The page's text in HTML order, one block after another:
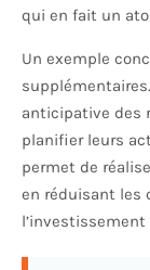
qui en fait un
Un exemple
anticipative des
planifier leurs
permet de
en réduisant les